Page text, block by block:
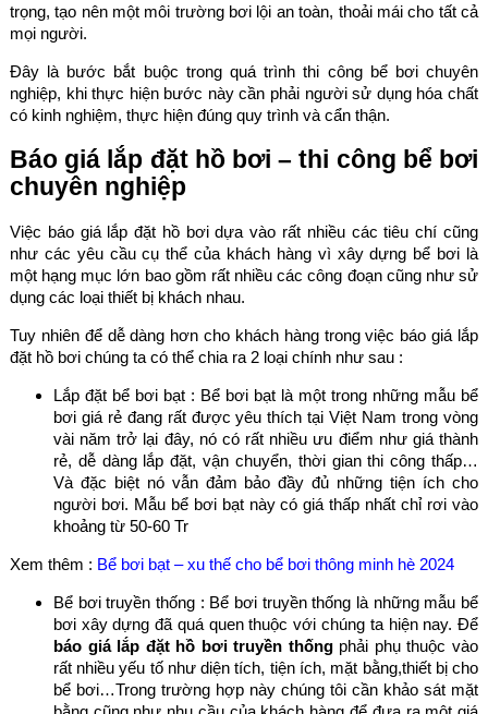
trọng, tạo nên một môi trường bơi lội an toàn, thoải mái cho tất cả
mọi người.
Đây là bước bắt buộc trong quá trình thi công bể bơi chuyên
nghiệp, khi thực hiện bước này cần phải người sử dụng hóa chất
có kinh nghiệm, thực hiện đúng quy trình và cẩn thận.
Báo giá lắp đặt hồ bơi – thi công bể bơi
chuyên nghiệp
Việc báo giá lắp đặt hồ bơi dựa vào rất nhiều các tiêu chí cũng
như các yêu cầu cụ thể của khách hàng vì xây dựng bể bơi là
một hạng mục lớn bao gồm rất nhiều các công đoạn cũng như sử
dụng các loại thiết bị khách nhau.
Tuy nhiên để dễ dàng hơn cho khách hàng trong việc báo giá lắp
đặt hồ bơi chúng ta có thể chia ra 2 loại chính như sau :
Lắp đặt bể bơi bạt : Bể bơi bạt là một trong những mẫu bể
bơi giá rẻ đang rất được yêu thích tại Việt Nam trong vòng
vài năm trở lại đây, nó có rất nhiều ưu điểm như giá thành
rẻ, dễ dàng lắp đặt, vận chuyển, thời gian thi công thấp…
Và đặc biệt nó vẫn đảm bảo đầy đủ những tiện ích cho
người bơi. Mẫu bể bơi bạt này có giá thấp nhất chỉ rơi vào
khoảng từ 50-60 Tr
Xem thêm : Bể bơi bạt – xu thế cho bể bơi thông minh hè 2024
Bể bơi truyền thống : Bể bơi truyền thống là những mẫu bể
bơi xây dựng đã quá quen thuộc với chúng ta hiện nay. Để
báo giá lắp đặt hồ bơi truyền thốngphải phụ thuộc vào
rất nhiều yếu tố như diện tích, tiện ích, mặt bằng,thiết bị cho
bể bơi…Trong trường hợp này chúng tôi cần khảo sát mặt